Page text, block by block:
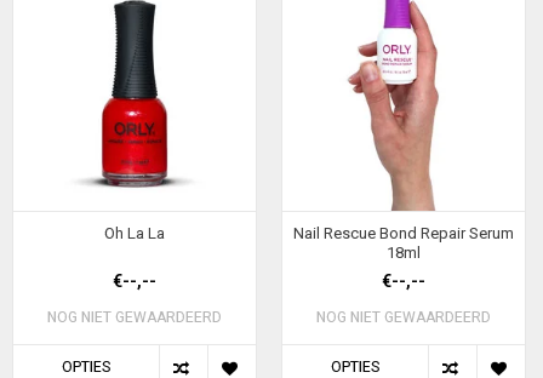
Oh La La
€--,--
NOG NIET GEWAARDEERD
OPTIES
Nail Rescue Bond Repair Serum
18ml
€--,--
NOG NIET GEWAARDEERD
OPTIES